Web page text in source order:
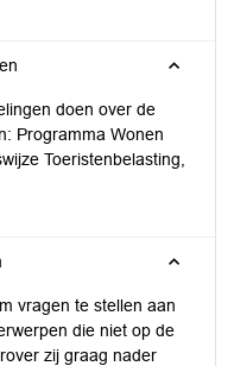
doen over de
Programma Wonen
Toeristenbelasting,
vragen te stellen aan
die niet op de
zij graag nader